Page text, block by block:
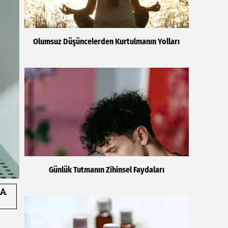
Olumsuz Düşüncelerden Kurtulmanın Yolları
Günlük Tutmanın Zihinsel Faydaları